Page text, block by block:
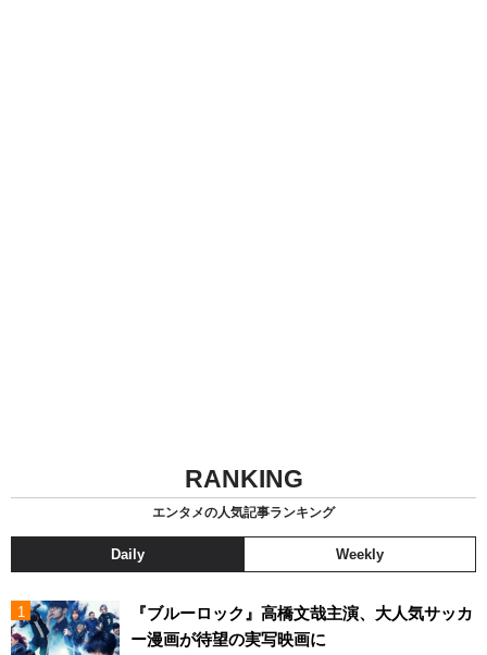
RANKING
エンタメの人気記事ランキング
Daily Weekly
『ブルーロック』高橋文哉主演、大人気サッカ
ー漫画が待望の実写映画に